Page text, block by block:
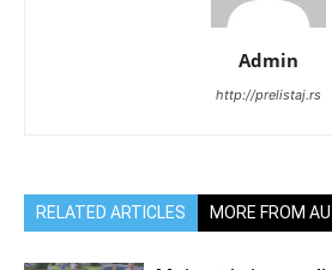
Admin
http://prelistaj.rs
RELATED ARTICLES MORE FROM